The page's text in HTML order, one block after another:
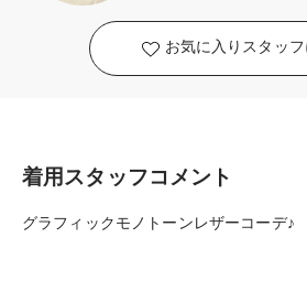
お気に入りスタッ
着用スタッフコメント
グラフィックモノトーンレザーコーデ♪